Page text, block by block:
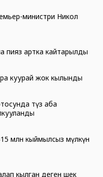
министри Никол
пияз артка кайтарылды
куурай жок кылынды
түз аба
млн кыймылсыз мүлкүн
кылган деген шек